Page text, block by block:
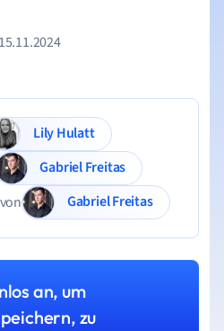
Lily Hulatt
Gabriel Freitas
Gabriel Freitas
an, um
zu